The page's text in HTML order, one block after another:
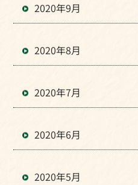
2020年9月
2020年8月
2020年7月
2020年6月
2020年5月